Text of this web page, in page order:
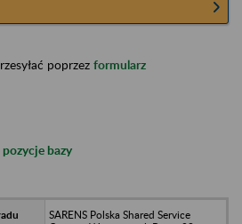
poprzez formularz
bazy
SARENS Polska Shared Service